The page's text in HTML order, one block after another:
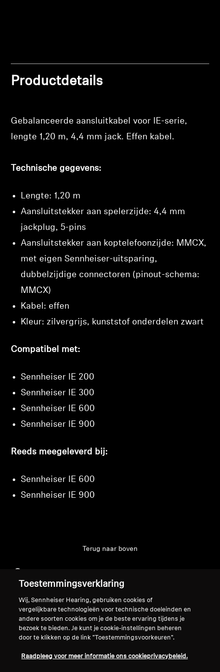
Productdetails
Gebalanceerde aansluitkabel voor IE-serie,
lengte 1,20 m, 4,4 mm jack. Effen kabel.
Technische gegevens:
Lengte: 1,20 m
Aansluitstekker aan spelerzijde: 4,4 mm
jackplug, 5-pins
Aansluitstekker aan koptelefoonzijde: MMCX,
met eigen Sennheiser-uitsparing,
dubbelzijdige connectoren (pinout-schema:
MMCX)
Kabel: effen
Kleur: zilvergrijs, kunststof onderdelen zwart
Compatibel met:
Sennheiser IE 200
Sennheiser IE 300
Sennheiser IE 600
Sennheiser IE 900
Reeds meegeleverd bij:
Sennheiser IE 600
Sennheiser IE 900
Terug naar boven
Juridische kennisgeving
Herroep overeenkomst
Algemene verkoopvoorwaarden
Ons bedrijf
Over ons
Carrière bij Sonova
Nieuwskamer
Toestemmingsverklaring
Wij, Sennheiser Hearing, gebruiken cookies of
vergelijkbare technologieën voor technische doeleinden en
andere soorten cookies om je de beste ervaring tijdens je
bezoek te bieden. Je kunt je cookie-instellingen beheren
door te klikken op de link "Toestemmingsvoorkeuren".
Raadpleeg voor meer informatie ons cookieprivacybeleid.
Inloggen vereist
verlanglijst toe te voegen en uw eerder
opgeslagen artikelen te bekijken.